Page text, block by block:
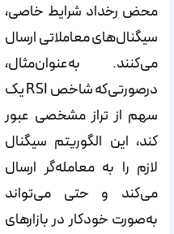
محض رخداد شرایط خاصی،
سیگنال‌های معاملاتی ارسال
می‌کنند. به‌عنوان‌مثال،
در‌صورتی‌که شاخص RSI یک
سهم از تراز مشخصی عبور
کند، این الگوریتم سیگنال
لازم را به معامله‌گر ارسال
می‌کند و حتی می‌تواند
به‌صورت خودکار در بازارهای